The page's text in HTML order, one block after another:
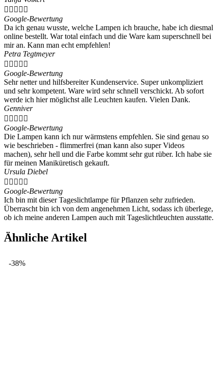
    
Google-Bewertung
Da ich genau wusste, welche Lampen ich brauche, habe ich diesmal
online bestellt. War total einfach und die Ware kam superschnell bei
mir an. Kann man echt empfehlen!
Petra Tegtmeyer
    
Google-Bewertung
Sehr netter und hilfsbereiter Kundenservice. Super unkompliziert
und sehr kompetent. Ware wird sehr schnell verschickt. Ab sofort
werde ich hier möglichst alle Leuchten kaufen. Vielen Dank.
Genniver
    
Google-Bewertung
Die Lampen kann ich nur wärmstens empfehlen. Sie sind genau so
wie beschrieben - flimmerfrei (man kann also super Videos
machen), sehr hell und die Farbe kommt sehr gut rüber. Ich habe sie
für meinen Maniküretisch gekauft.
Ursula Diebel
    
Google-Bewertung
Ich bin mit dieser Tageslichtlampe für Pflanzen sehr zufrieden.
Überrascht bin ich von dem angenehmen Licht, sodass ich überlege,
ob ich meine anderen Lampen auch mit Tageslichtleuchten ausstatte.
Ähnliche Artikel
-38%